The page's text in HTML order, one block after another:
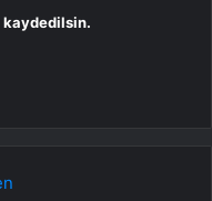
kaydedilsin.